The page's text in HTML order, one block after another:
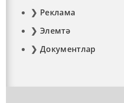
Реклама
Элемтә
Документлар